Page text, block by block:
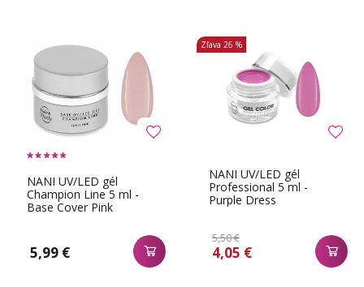
NANI UV/LED gél
Champion Line 5 ml -
Base Cover Pink
5,99 €
NANI UV/LED gél
Professional 5 ml -
Purple Dress
5,50 €
4,05 €
Zľava 26 %